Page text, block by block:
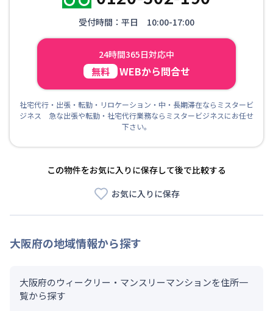
受付時間：平日 10:00-17:00
24時間365日対応中
無料 WEBから問合せ
社宅代行・出張・転勤・リロケーション・中・長期滞在ならミスタービ
ジネス 急な出張や転勤・社宅代行業務ならミスタービジネスにお任せ
下さい。
この物件をお気に入りに保存して後で比較する
お気に入りに保存
大阪府の地域情報から探す
大阪府のウィークリー・マンスリーマンションを住所一
覧から探す